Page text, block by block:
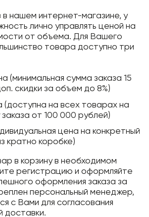
нашем интернет-магазине, у
лично управлять ценой на
от объема. Для Вашего
товара доступно три
(минимальная сумма заказа 15
скидки за объем до 8%)
(доступна на всех товарах на
от 100 000 рублей)
цена на конкретный
кратно коробке)
в корзину в необходимом
регистрацию и оформляйте
оформления заказа за
персональный менеджер,
с Вами для согласования
доставки.